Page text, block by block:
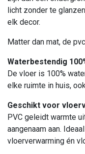
licht zonder te
elk decor.
Matter dan mat, de
Waterbestendig
De vloer is 100%
elke ruimte in huis,
Geschikt voor
PVC geleidt warmte
aangenaam aan.
vloerverwarming én